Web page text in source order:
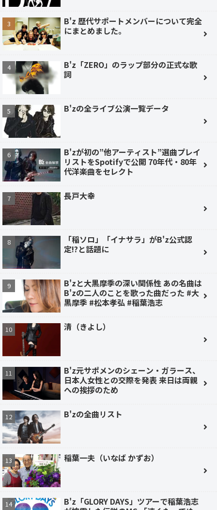
B'z 歴代サポートメンバーについて完全
にまとめました。
B'z「ZERO」のラップ部分の正式な歌
詞
B'zの全ライブ公演一覧データ
B'zが初の”他アーティスト”選曲プレイ
リストをSpotifyで公開 70年代・80年
代洋楽曲をセレクト
長戸大幸
「稲ソロ」「イナサラ」がB'z公式認
定!?と話題に
B'zと大黒摩季の深い関係性 あの名曲は
B'zの二人のことを歌った曲だった #大
黒摩季 #松本孝弘 #稲葉浩志
清（きよし）
B'z元サポメンのシェーン・ガラース、
日本人女性との交際を発表 来日は両親
への挨拶のため
B'zの全曲リスト
稲葉一夫（いなば かずお）
B'z「GLORY DAYS」ツアーで稲葉浩志